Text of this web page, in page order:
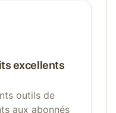
excellents
outils de
aux abonnés